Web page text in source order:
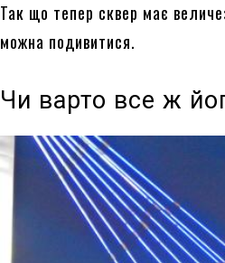
Так що тепер сквер має
можна подивитися.
Чи варто все ж